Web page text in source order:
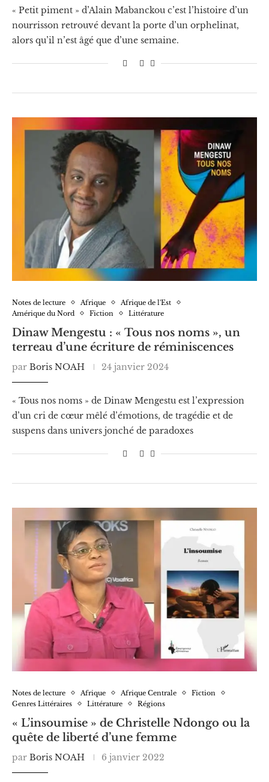
« Petit piment » d’Alain Mabanckou c’est l’histoire d’un
nourrisson retrouvé devant la porte d’un orphelinat,
alors qu’il n’est âgé que d’une semaine.
Notes de lecture Afrique
Afrique de l'Est
Amérique du Nord
Fiction Littérature
Dinaw Mengestu : « Tous nos noms », un
terreau d’une écriture de réminiscences
par Boris NOAH 24 janvier 2024
« Tous nos noms » de Dinaw Mengestu est l’expression
d’un cri de cœur mêlé d’émotions, de tragédie et de
suspens dans univers jonché de paradoxes
Notes de lecture Afrique Afrique Centrale
Fiction
Genres Littéraires
Littérature Régions
« L’insoumise » de Christelle Ndongo ou la
quête de liberté d’une femme
par Boris NOAH 6 janvier 2022